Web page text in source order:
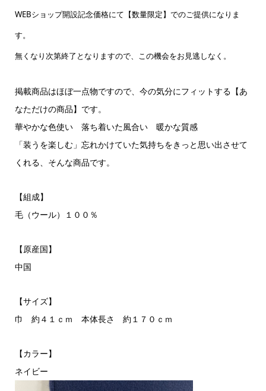
WEBショップ開設記念価格にて【数量限定】でのご提供になりま
す。
無くなり次第終了となりますので、この機会をお見逃しなく。
掲載商品はほぼ一点物ですので、今の気分にフィットする【あ
なただけの商品】です。
華やかな色使い 落ち着いた風合い 暖かな質感
「装うを楽しむ」忘れかけていた気持ちをきっと思い出させて
くれる、そんな商品です。
【組成】
毛（ウール）１００％
【原産国】
中国
【サイズ】
巾 約４１ｃｍ 本体長さ 約１７０ｃｍ
【カラー】
ネイビー